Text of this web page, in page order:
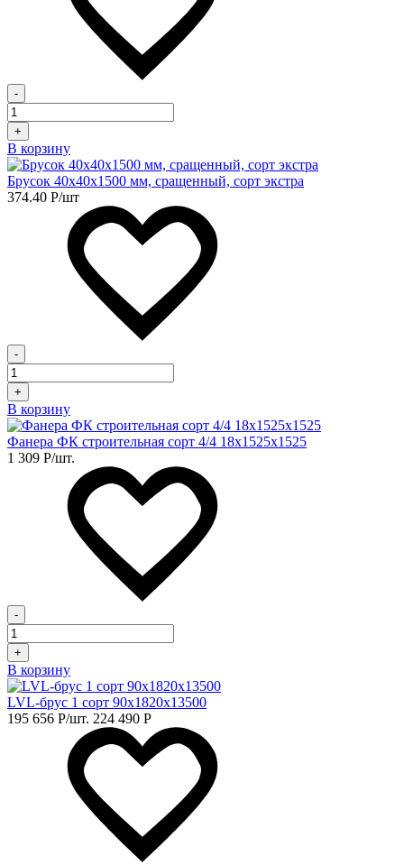
-
+
В корзину
Брусок 40х40х1500 мм, сращенный, сорт экстра
374.40 Р/шт
-
+
В корзину
Фанера ФК строительная сорт 4/4 18х1525х1525
1 309 Р/шт.
-
+
В корзину
LVL-брус 1 сорт 90х1820х13500
195 656 Р/шт. 224 490 Р